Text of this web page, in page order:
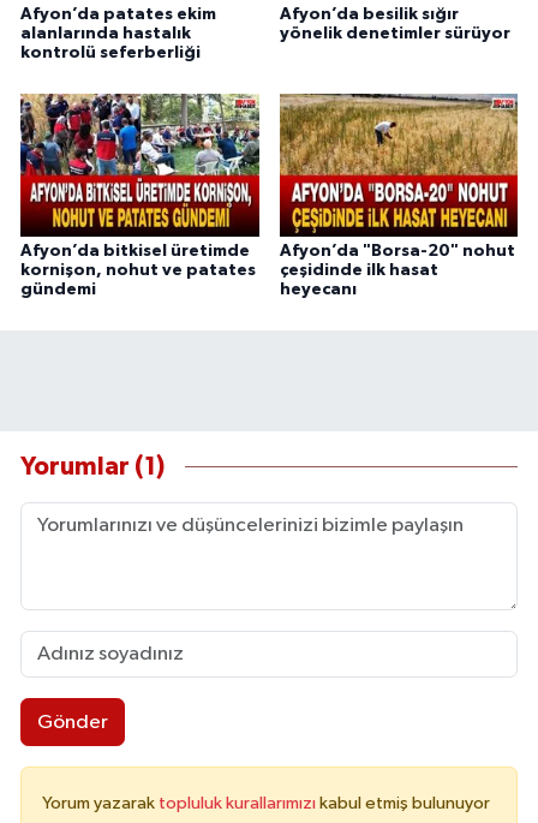
Afyon’da patates ekim
alanlarında hastalık
kontrolü seferberliği
Afyon’da besilik sığır
yönelik denetimler sürüyor
Afyon’da bitkisel üretimde
kornişon, nohut ve patates
gündemi
Afyon’da "Borsa-20" nohut
çeşidinde ilk hasat
heyecanı
Yorumlar (1)
Gönder
Yorum yazarak topluluk kurallarımızı kabul etmiş bulunuyor